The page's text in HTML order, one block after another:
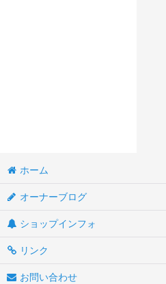
ホーム
オーナーブログ
ショップインフォ
リンク
お問い合わせ